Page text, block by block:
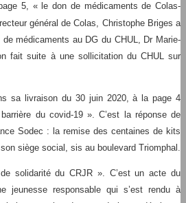
5, « le don de médicaments de Colas-
général de Colas, Christophe Briges a
médicaments au DG du CHUL, Dr Marie-
fait suite à une sollicitation du CHUL sur
sa livraison du 30 juin 2020, à la page 4
du covid-19 ». C’est la réponse de
Sodec : la remise des centaines de kits
siège social, sis au boulevard Triomphal.
solidarité du CRJR ». C’est un acte du
jeunesse responsable qui s’est rendu à